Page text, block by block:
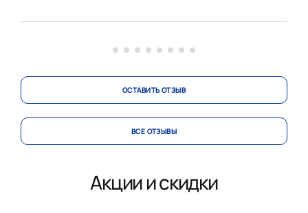
технику доставили в срок. Ни о каких нарушениях д...
ОСТАВИТЬ ОТЗЫВ
ВСЕ ОТЗЫВЫ
Акции и скидки